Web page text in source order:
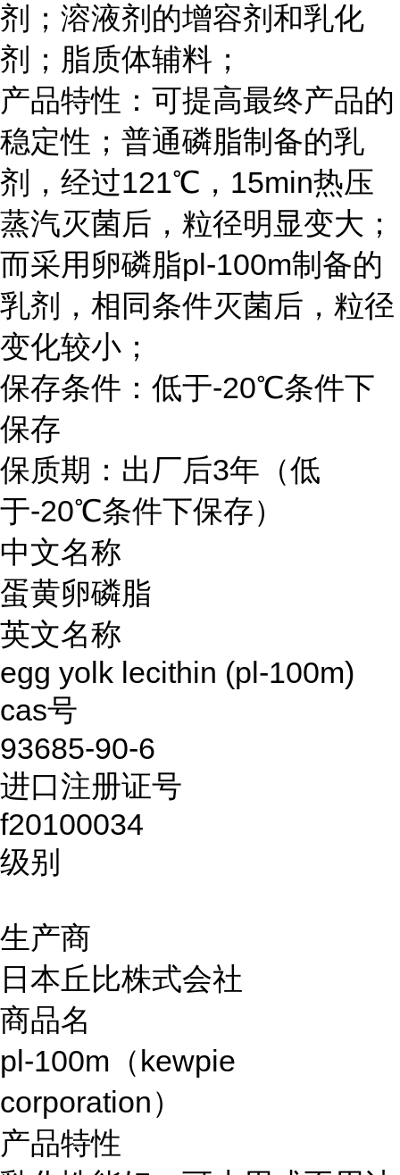
剂；溶液剂的增容剂和乳化
剂；脂质体辅料；
产品特性：可提高最终产品的
稳定性；普通磷脂制备的乳
剂，经过121℃，15min热压
蒸汽灭菌后，粒径明显变大；
而采用卵磷脂pl-100m制备的
乳剂，相同条件灭菌后，粒径
变化较小；
保存条件：低于-20℃条件下
保存
保质期：出厂后3年（低
于-20℃条件下保存）
中文名称
蛋黄卵磷脂
英文名称
egg yolk lecithin (pl-100m)
cas号
93685-90-6
进口注册证号
f20100034
级别
生产商
日本丘比株式会社
商品名
pl-100m（kewpie
corporation）
产品特性